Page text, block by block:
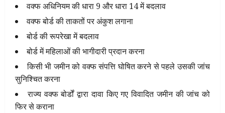
वक्फ अधिनियम की धारा 9 और धारा 14 में बदलाव
वक्फ बोर्ड की ताकतों पर अंकुश लगाना
बोर्ड की रूपरेखा में बदलाव
बोर्ड में महिलाओं की भागीदारी प्रदान करना
किसी भी जमीन को वक्फ संपत्ति घोषित करने से पहले उसकी जांच
सुनिश्चित करना
राज्य वक्फ बोर्डों द्वारा दावा किए गए विवादित जमीन की जांच को
फिर से कराना